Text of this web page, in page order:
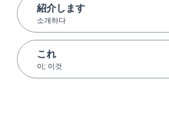
紹介します
소개하다
これ
이; 이것